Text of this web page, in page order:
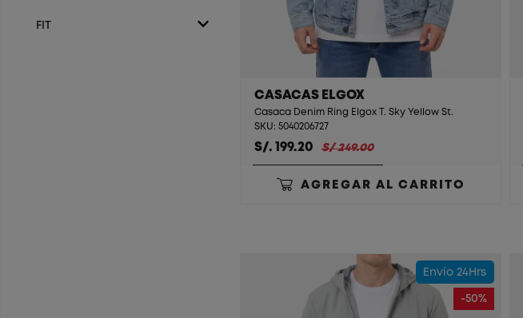
FIT
CASACAS ELGOX
Casaca Denim Ring Elgox T. Sky Yellow St.
SKU: 5040206727
S/. 199.20 S/ 249.00
AGREGAR AL CARRITO
Envío 24Hrs
-50%